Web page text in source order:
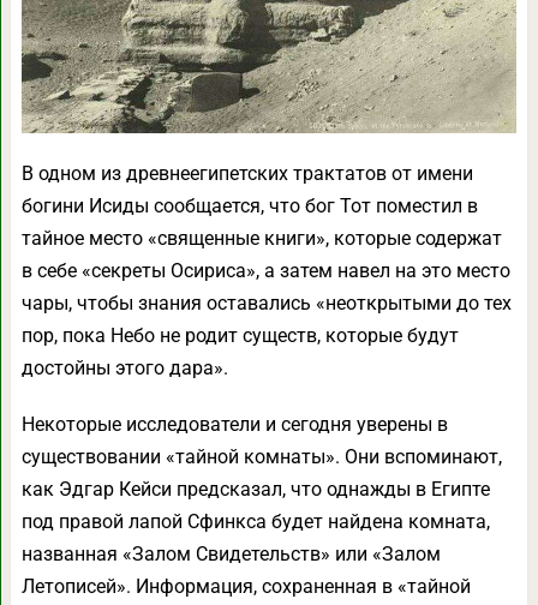
В одном из древнеегипетских трактатов от имени
богини Исиды сообщается, что бог Тот поместил в
тайное место «священные книги», которые содержат
в себе «секреты Осириса», а затем навел на это место
чары, чтобы знания оставались «неоткрытыми до тех
пор, пока Небо не родит существ, которые будут
достойны этого дара».
Некоторые исследователи и сегодня уверены в
существовании «тайной комнаты». Они вспоминают,
как Эдгар Кейси предсказал, что однажды в Египте
под правой лапой Сфинкса будет найдена комната,
названная «Залом Свидетельств» или «Залом
Летописей». Информация, сохраненная в «тайной